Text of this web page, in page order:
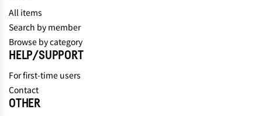
All items
Search by member
Browse by category
HELP/SUPPORT
For first-time users
Contact
OTHER